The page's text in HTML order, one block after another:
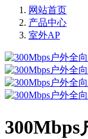
网站首页
产品中心
室外AP
300Mbps